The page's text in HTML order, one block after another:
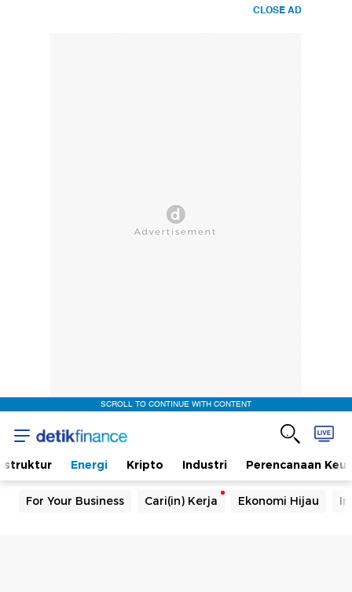
CLOSE AD
SCROLL TO CONTINUE WITH CONTENT
Energi Kripto Industri Perencanaan
For Your Business Cari(in) Kerja Ekonomi Hijau